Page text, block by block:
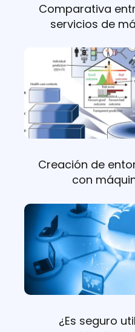
Comparativa
servicios de
Creación de
con
¿Es seguro